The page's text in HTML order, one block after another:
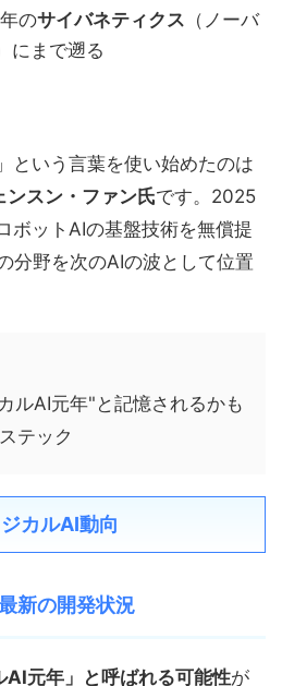
のサイバネティクス （ノーバ
にまで遡る
という言葉を使い始めたのは
ンスン・ファン氏です。2025
ボットAIの基盤技術を無償提
分野を次のAIの波として位置
ルAI元年"と記憶されるかも
テック
カルAI動向
新の開発状況
元年」と呼ばれる可能性が